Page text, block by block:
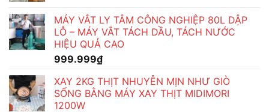
MÁY VẮT LY TÂM CÔNG NGHIỆP 80L DẬP
LỖ – MÁY VẮT TÁCH DẦU, TÁCH NƯỚC
HIỆU QUẢ CAO
999.999₫
XAY 2KG THỊT NHUYỄN MỊN NHƯ GIÒ
SỐNG BẰNG MÁY XAY THỊT MIDIMORI
1200W